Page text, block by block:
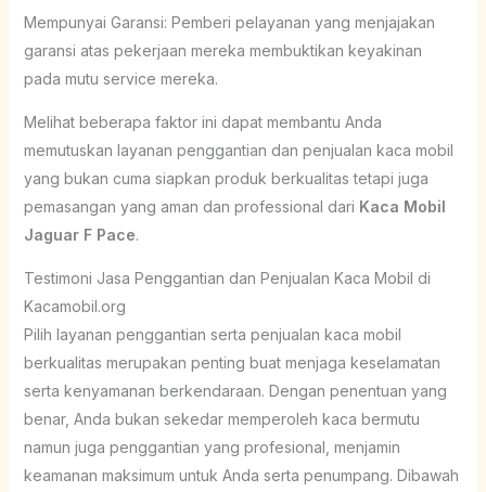
Mempunyai Garansi: Pemberi pelayanan yang menjajakan
garansi atas pekerjaan mereka membuktikan keyakinan
pada mutu service mereka.
Melihat beberapa faktor ini dapat membantu Anda
memutuskan layanan penggantian dan penjualan kaca mobil
yang bukan cuma siapkan produk berkualitas tetapi juga
pemasangan yang aman dan professional dari Kaca Mobil
Jaguar F Pace.
Testimoni Jasa Penggantian dan Penjualan Kaca Mobil di
Kacamobil.org
Pilih layanan penggantian serta penjualan kaca mobil
berkualitas merupakan penting buat menjaga keselamatan
serta kenyamanan berkendaraan. Dengan penentuan yang
benar, Anda bukan sekedar memperoleh kaca bermutu
namun juga penggantian yang profesional, menjamin
keamanan maksimum untuk Anda serta penumpang. Dibawah